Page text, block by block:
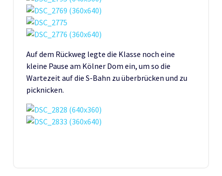
Auf dem Rückweg legte die Klasse noch eine
kleine Pause am Kölner Dom ein, um so die
Wartezeit auf die S-Bahn zu überbrücken und zu
picknicken.